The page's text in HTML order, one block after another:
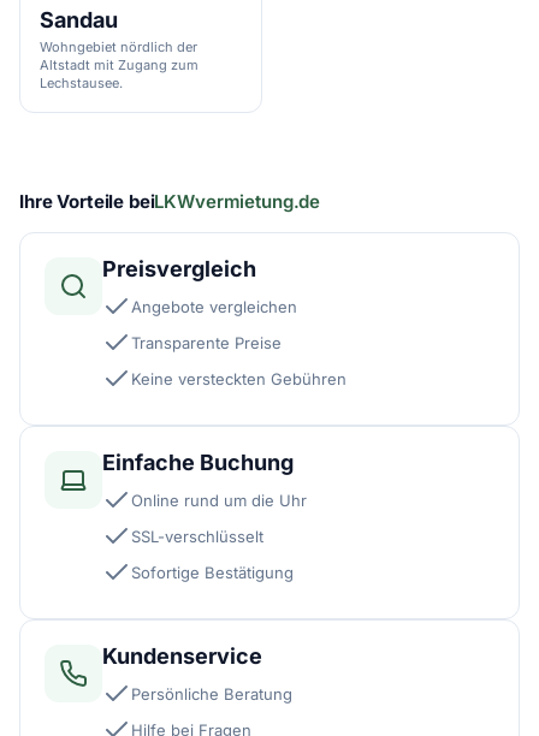
Sandau
Wohngebiet nördlich der
Altstadt mit Zugang zum
Lechstausee.
Ihre Vorteile beiLKWvermietung.de
Preisvergleich
Angebote vergleichen
Transparente Preise
Keine versteckten Gebühren
Einfache Buchung
Online rund um die Uhr
SSL-verschlüsselt
Sofortige Bestätigung
Kundenservice
Persönliche Beratung
Hilfe bei Fragen